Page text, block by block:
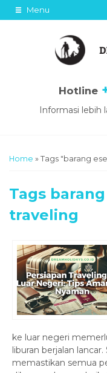
Menu
Hotline
Informasi lebih
Home » Tags "barang
Tags
traveling
ke luar negeri
liburan berjalan
memastikan semua